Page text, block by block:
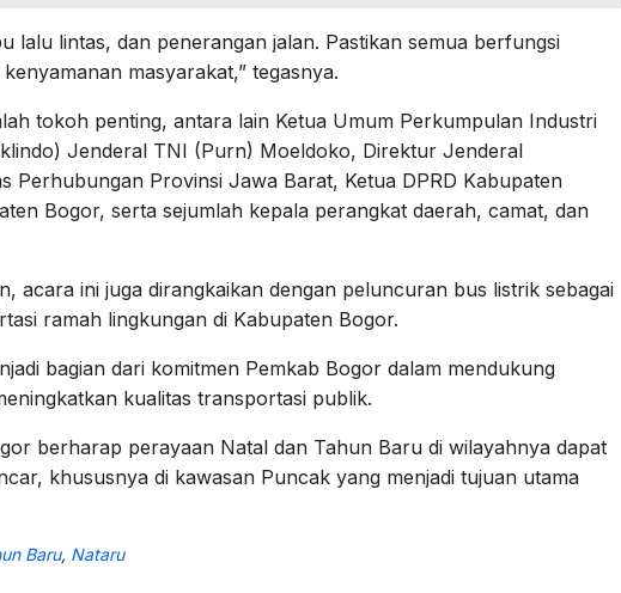
lalu lintas, dan penerangan jalan. Pastikan semua berfungsi
masyarakat,” tegasnya.
tokoh penting, antara lain Ketua Umum Perkumpulan Industri
Jenderal TNI (Purn) Moeldoko, Direktur Jenderal
Perhubungan Provinsi Jawa Barat, Ketua DPRD Kabupaten
Bogor, serta sejumlah kepala perangkat daerah, camat, dan
acara ini juga dirangkaikan dengan peluncuran bus listrik sebagai
ramah lingkungan di Kabupaten Bogor.
bagian dari komitmen Pemkab Bogor dalam mendukung
kualitas transportasi publik.
berharap perayaan Natal dan Tahun Baru di wilayahnya dapat
khususnya di kawasan Puncak yang menjadi tujuan utama
Baru, Nataru